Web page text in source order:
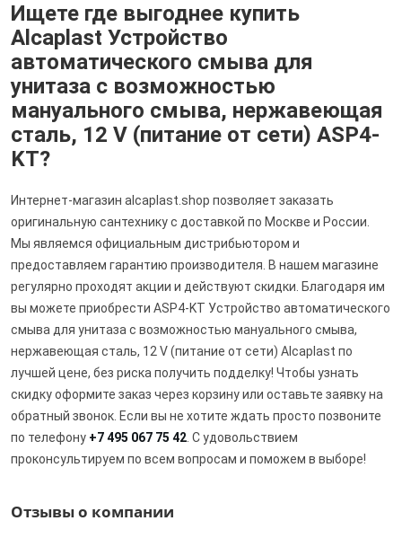
Ищете где выгоднее купить
Alcaplast Устройство
автоматического смыва для
унитаза с возможностью
мануального смыва, нержавеющая
сталь, 12 V (питание от сети) ASP4-
KT?
Интернет-магазин alcaplast.shop позволяет заказать
оригинальную сантехнику с доставкой по Москве и России.
Мы являемся официальным дистрибьютором и
предоставляем гарантию производителя. В нашем магазине
регулярно проходят акции и действуют скидки. Благодаря им
вы можете приобрести ASP4-KT Устройство автоматического
смыва для унитаза с возможностью мануального смыва,
нержавеющая сталь, 12 V (питание от сети) Alcaplast по
лучшей цене, без риска получить подделку! Чтобы узнать
скидку оформите заказ через корзину или оставьте заявку на
обратный звонок. Если вы не хотите ждать просто позвоните
по телефону +7 495 067 75 42 . С удовольствием
проконсультируем по всем вопросам и поможем в выборе!
Отзывы о компании